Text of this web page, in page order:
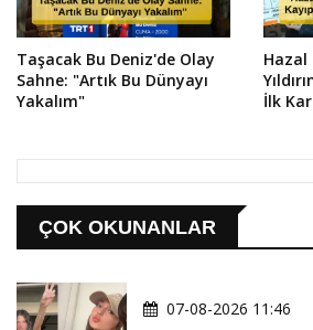
Taşacak Bu Deniz'de Olay
Sahne: "Artık Bu Dünyayı
Yakalım"
Hazal
İlk
ÇOK OKUNANLAR
07-08-2026 11:46